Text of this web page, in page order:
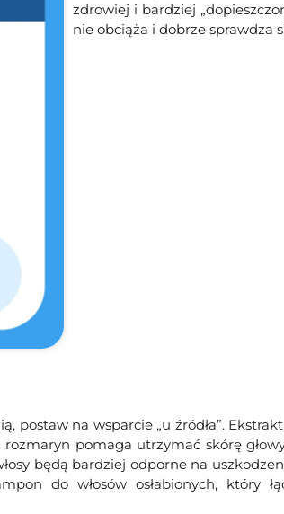
zdrowiej i bardziej
nie obciąża i dobrze sprawdza
postaw na wsparcie „u źródła”.
pomaga utrzymać skórę
będą bardziej odporne na
do włosów osłabionych, który